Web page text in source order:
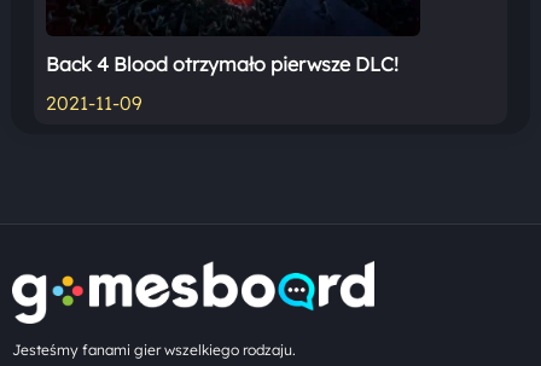
Back 4 Blood otrzymało pierwsze DLC!
2021-11-09
Jesteśmy fanami gier wszelkiego rodzaju.